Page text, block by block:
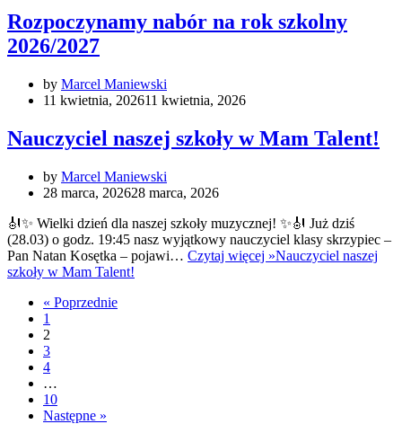
Rozpoczynamy nabór na rok szkolny
2026/2027
by Marcel Maniewski
11 kwietnia, 202611 kwietnia, 2026
Nauczyciel naszej szkoły w Mam Talent!
by Marcel Maniewski
28 marca, 202628 marca, 2026
🎻✨ Wielki dzień dla naszej szkoły muzycznej! ✨🎻 Już dziś
(28.03) o godz. 19:45 nasz wyjątkowy nauczyciel klasy skrzypiec –
Pan Natan Kosętka – pojawi… Czytaj więcej »Nauczyciel naszej
szkoły w Mam Talent!
« Poprzednie
1
2
3
4
…
10
Następne »